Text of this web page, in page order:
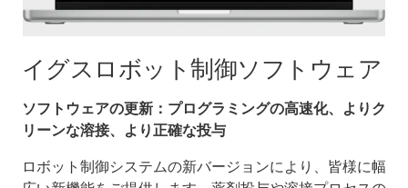
イグスロボット制御ソフトウェア
ソフトウェアの更新：プログラミングの高速化、よりク
リーンな溶接、より正確な投与
ロボット制御システムの新バージョンにより、皆様に幅